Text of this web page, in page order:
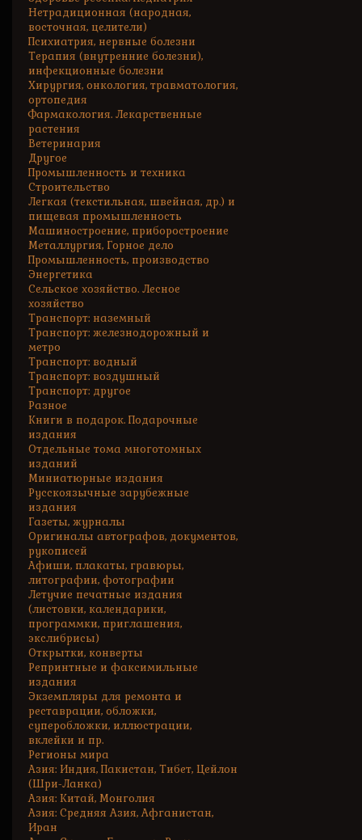
Нетрадиционная (народная,
восточная, целители)
Психиатрия, нервные болезни
Терапия (внутренние болезни),
инфекционные болезни
Хирургия, онкология, травматология,
ортопедия
Фармакология. Лекарственные
растения
Ветеринария
Другое
Промышленность и техника
Строительство
Легкая (текстильная, швейная, др.) и
пищевая промышленность
Машиностроение, приборостроение
Металлургия, Горное дело
Промышленность, производство
Энергетика
Сельское хозяйство. Лесное
хозяйство
Транспорт: наземный
Транспорт: железнодорожный и
метро
Транспорт: водный
Транспорт: воздушный
Транспорт: другое
Разное
Книги в подарок. Подарочные
издания
Отдельные тома многотомных
изданий
Миниатюрные издания
Русскоязычные зарубежные
издания
Газеты, журналы
Оригиналы автографов, документов,
рукописей
Афиши, плакаты, гравюры,
литографии, фотографии
Летучие печатные издания
(листовки, календарики,
программки, приглашения,
экслибрисы)
Открытки, конверты
Репринтные и факсимильные
издания
Экземпляры для ремонта и
реставрации, обложки,
суперобложки, иллюстрации,
вклейки и пр.
Регионы мира
Азия: Индия, Пакистан, Тибет, Цейлон
(Шри-Ланка)
Азия: Китай, Монголия
Азия: Средняя Азия, Афганистан,
Иран